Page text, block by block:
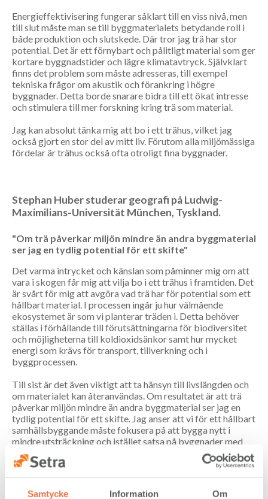
Samtycke Information Om
Energieffektivisering fungerar såklart till en viss nivå, men
till slut måste man se till byggmaterialets betydande roll i
både produktion och slutskede. Där tror jag trä har stor
potential. Det är ett förnybart och pålitligt material som ger
kortare byggnadstider och lägre klimatavtryck. Självklart
finns det problem som måste adresseras, till exempel
tekniska frågor om akustik och förankring i högre
byggnader. Detta borde snarare bidra till ett ökat intresse
och stimulera till mer forskning kring trä som material.
Jag kan absolut tänka mig att bo i ett trähus, vilket jag
också gjort en stor del av mitt liv. Förutom alla miljömässiga
fördelar är trähus också ofta otroligt fina byggnader.
Stephan Huber studerar geografi på Ludwig-
Maximilians-Universität München, Tyskland.
"Om trä påverkar miljön mindre än andra byggmaterial
ser jag en tydlig potential för ett skifte"
Det varma intrycket och känslan som påminner mig om att
vara i skogen får mig att vilja bo i ett trähus i framtiden. Det
är svårt för mig att avgöra vad trä har för potential som ett
hållbart material. I processen ingår ju hur välmående
ekosystemet är som vi planterar träden i. Detta behöver
ställas i förhållande till förutsättningarna för biodiversitet
och möjligheterna till koldioxidsänkor samt hur mycket
energi som krävs för transport, tillverkning och i
byggprocessen.
Till sist är det även viktigt att ta hänsyn till livslängden och
om materialet kan återanvändas. Om resultatet är att trä
påverkar miljön mindre än andra byggmaterial ser jag en
tydlig potential för ett skifte. Jag anser att vi för ett hållbart
samhällsbyggande måste fokusera på att bygga nytt i
mindre utsträckning och istället satsa på byggnader med
lång livslängd.